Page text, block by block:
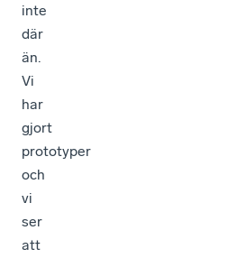
inte
där
än.
Vi
har
gjort
prototyper
och
vi
ser
att